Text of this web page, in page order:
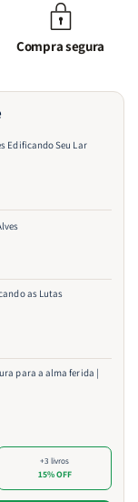
Compra segura
Edificando Seu Lar
as Lutas
para a alma ferida |
+3 livros
15% OFF